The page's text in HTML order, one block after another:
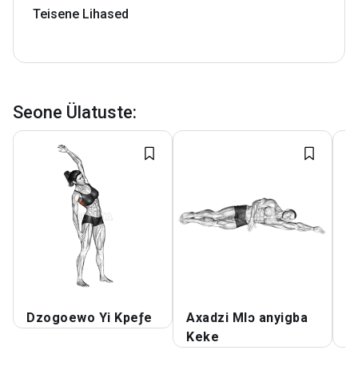
Teisene Lihased
Seone Ülatuste:
Dzogoewo Yi Kpeƒe
Axadzi Mlɔ anyigba
Keke